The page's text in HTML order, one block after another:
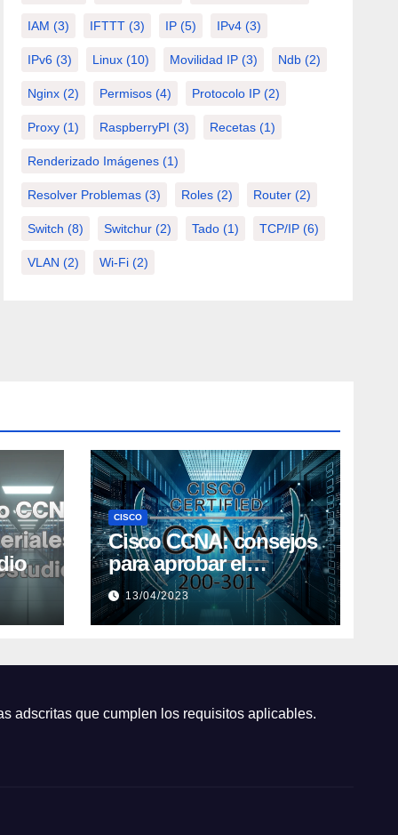
IAM (3) IFTTT (3) IP (5) IPv4 (3)
IPv6 (3) Linux (10) Movilidad IP (3) Ndb (2)
Nginx (2) Permisos (4) Protocolo IP (2)
Proxy (1) RaspberryPI (3) Recetas (1)
Renderizado Imágenes (1)
Resolver Problemas (3) Roles (2) Router (2)
Switch (8) Switchur (2) Tado (1) TCP/IP (6)
VLAN (2) Wi-Fi (2)
CISCO
Cisco CCNA: consejos
para aprobar el
examen de
certificación
13/04/2023
adscritas que cumplen los requisitos aplicables.